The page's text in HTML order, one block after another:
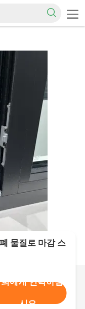
물질로 마감 스
에게 연락하십
시오